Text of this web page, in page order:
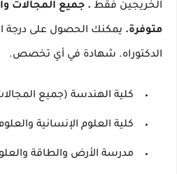
الخريجين فقط . جميع المجالات
متوفرة. يمكنك الحصول على درجة
الدكتوراه. شهادة في أي تخصص.
كلية الهندسة (جميع
كلية العلوم الإنسانية
مدرسة الأرض والطاقة